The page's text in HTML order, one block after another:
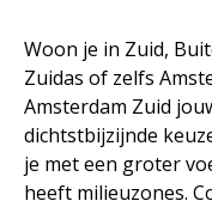
Woon je in Zuid,
Zuidas of zelfs
Amsterdam Zuid
dichtstbijzijnde
je met een groter
heeft milieuzones.